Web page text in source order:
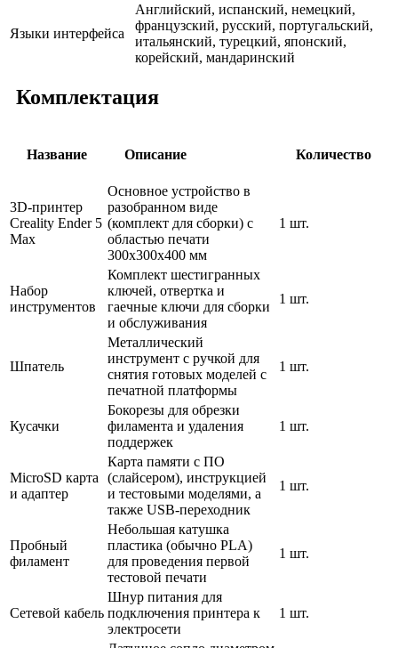
Языки интерфейса
Английский, испанский, немецкий,
французский, русский, португальский,
итальянский, турецкий, японский,
корейский, мандаринский
Комплектация
Название Описание Количество
3D-принтер
Creality Ender 5
Max
Основное устройство в
разобранном виде
(комплект для сборки) с
областью печати
300х300х400 мм
1 шт.
Набор
инструментов
Комплект шестигранных
ключей, отвертка и
гаечные ключи для сборки
и обслуживания
1 шт.
Шпатель
Металлический
инструмент с ручкой для
снятия готовых моделей с
печатной платформы
1 шт.
Кусачки
Бокорезы для обрезки
филамента и удаления
поддержек
1 шт.
MicroSD карта
и адаптер
Карта памяти с ПО
(слайсером), инструкцией
и тестовыми моделями, а
также USB-переходник
1 шт.
Пробный
филамент
Небольшая катушка
пластика (обычно PLA)
для проведения первой
тестовой печати
1 шт.
Сетевой кабель
Шнур питания для
подключения принтера к
электросети
1 шт.